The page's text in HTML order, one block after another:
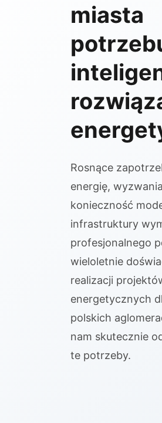
miasta
Rosnące
energię,
konieczność
infrastruktury
profesjonalnego
wieloletnie
realizacji
energetycznych
polskich
nam skutecznie
te potrzeby.